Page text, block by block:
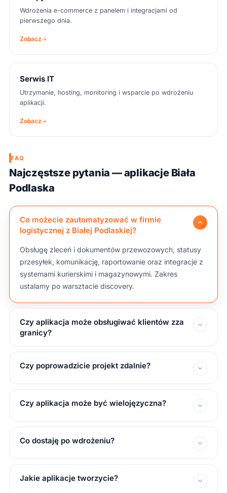
Wdrożenia e-commerce z panelem i integracjami od
pierwszego dnia.
Zobacz
Serwis IT
Utrzymanie, hosting, monitoring i wsparcie po wdrożeniu
aplikacji.
Zobacz
FAQ
Najczęstsze pytania — aplikacje Biała
Podlaska
Co możecie zautomatyzować w firmie
logistycznej z Białej Podlaskiej?
Obsługę zleceń i dokumentów przewozowych, statusy
przesyłek, komunikację, raportowanie oraz integracje z
systemami kurierskimi i magazynowymi. Zakres
ustalamy po warsztacie discovery.
Czy aplikacja może obsługiwać klientów zza
granicy?
Czy poprowadzicie projekt zdalnie?
Czy aplikacja może być wielojęzyczna?
Co dostaję po wdrożeniu?
Jakie aplikacje tworzycie?